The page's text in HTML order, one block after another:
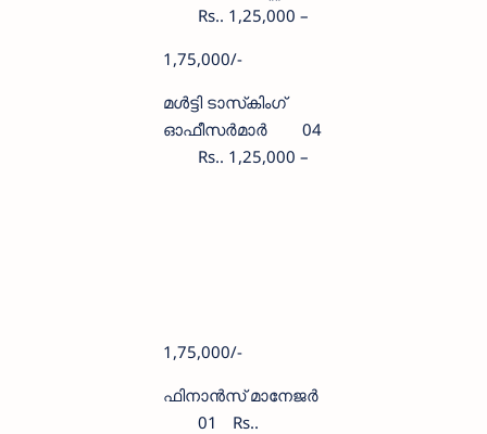
Rs.. 1,25,000 –
1,75,000/-
മൾട്ടി ടാസ്‌കിംഗ്
ഓഫീസർമാർ
04
Rs.. 1,25,000 –
1,75,000/-
ഫിനാൻസ് മാനേജർ
01
Rs..